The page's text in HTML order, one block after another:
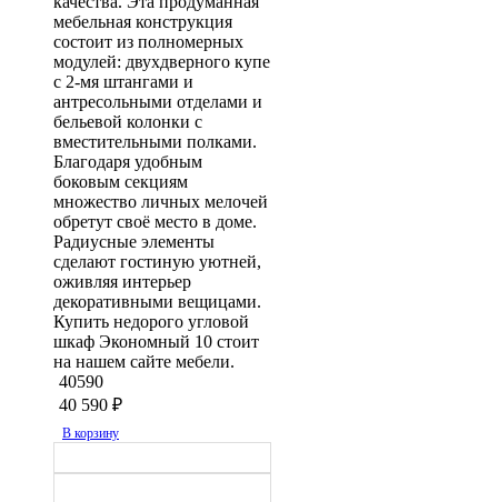
мебельная конструкция
состоит из полномерных
модулей: двухдверного купе
с 2-мя штангами и
антресольными отделами и
бельевой колонки с
вместительными полками.
Благодаря удобным
боковым секциям
множество личных мелочей
обретут своё место в доме.
Радиусные элементы
сделают гостиную уютней,
оживляя интерьер
декоративными вещицами.
Купить недорого угловой
шкаф Экономный 10 стоит
на нашем сайте мебели.
40590
40 590 ₽
В корзину